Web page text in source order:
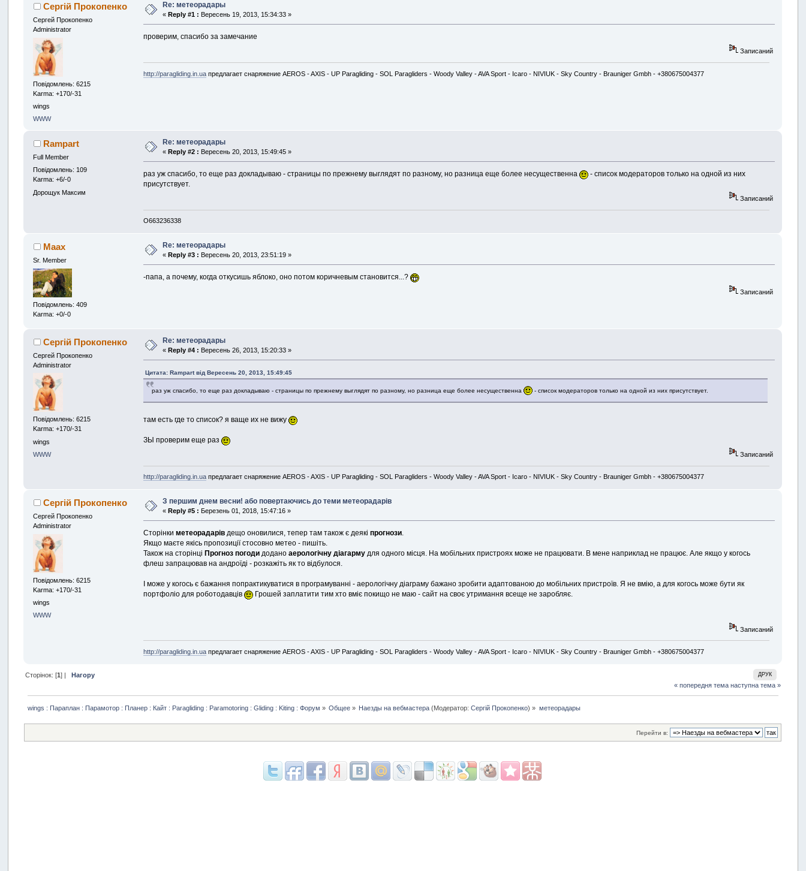
Сергій Прокопенко
Сергей Прокопенко
Administrator
Повідомлень: 6215
Karma: +170/-31
wings
WWW
Re: метеорадары
« Reply #1 : Вересень 19, 2013, 15:34:33 »
проверим, спасибо за замечание
Записаний
http://paragliding.in.ua предлагает снаряжение AEROS - AXIS - UP Paragliding - SOL Paragliders - Woody Valley - AVA Sport - Icaro - NIVIUK - Sky Country - Brauniger Gmbh - +380675004377
Rampart
Full Member
Повідомлень: 109
Karma: +6/-0
Дорощук Максим
Re: метеорадары
«Reply #2 : Вересень 20, 2013, 15:49:45 »
раз уж спасибо, то еще раз докладываю - страницы по прежнему выглядят по разному, но разница еще более несущественна
- список модераторов только на одной из них
присутствует.
Записаний
О663236338
Maax
Sr. Member
Повідомлень: 409
Karma: +0/-0
Re: метеорадары
« Reply #3 : Вересень 20, 2013, 23:51:19 »
-папа, а почему, когда откусишь яблоко, оно потом коричневым становится...?
Записаний
Сергій Прокопенко
Сергей Прокопенко
Administrator
Повідомлень: 6215
Karma: +170/-31
wings
WWW
Re: метеорадары
«Reply #4 : Вересень 26, 2013, 15:20:33 »
Цитата: Rampart від Вересень 20, 2013, 15:49:45
раз уж спасибо, то еще раз докладываю - страницы по прежнему выглядят по разному, но разница еще более несущественна - список модераторов только на одной из них присутствует.
там есть где то список? я ваще их не вижу
ЗЫ проверим еще раз
Записаний
http://paragliding.in.ua предлагает снаряжение AEROS - AXIS - UP Paragliding - SOL Paragliders - Woody Valley - AVA Sport - Icaro - NIVIUK - Sky Country - Brauniger Gmbh - +380675004377
Сергій Прокопенко
Сергей Прокопенко
Administrator
Повідомлень: 6215
Karma: +170/-31
wings
WWW
З першим днем весни! або повертаючись до теми метеорадарів
« Reply #5 : Березень 01, 2018, 15:47:16 »
Сторінкиметеорадарів дещо оновилися, тепер там також є деякіпрогнози.
Якщо маєте якісь пропозиції стосовно метео - пишіть.
Також на сторінці Прогноз погоди доданоаерологічну діагарму для одного місця. На мобільних пристроях може не працювати. В мене наприклад не працює. Але якщо у когось
флеш запрацював на андроїді - розкажіть як то відбулося.
І може у когось є бажання попрактикуватися в програмуванні - аерологічну діаграму бажано зробити адаптованою до мобільних пристроїв. Я не вмію, а для когось може бути як
портфоліо для роботодавців
Грошей заплатити тим хто вміє покищо не маю - сайт на своє утримання всеще не заробляє.
Записаний
http://paragliding.in.ua предлагает снаряжение AEROS - AXIS - UP Paragliding - SOL Paragliders - Woody Valley - AVA Sport - Icaro - NIVIUK - Sky Country - Brauniger Gmbh - +380675004377
ДРУК
Сторінок: [1] | Нагору
« попередня тема наступна тема »
wings : Параплан : Парамотор : Планер : Кайт : Paragliding : Paramotoring : Gliding : Kiting : Форум » Общее » Наезды на вебмастера (Модератор:Сергій Прокопенко) » метеорадары
Перейти в: